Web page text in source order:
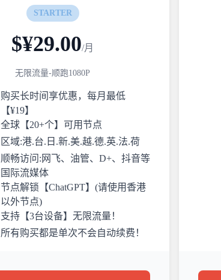
STARTER
$¥29.00/月
无限流量-顺跑1080P
购买长时间享优惠，每月最低
【¥19】
全球【20+个】可用节点
区域:港.台.日.新.美.越.德.英.法.荷
顺畅访问:网飞、油管、D+、抖音等
国际流媒体
节点解锁【ChatGPT】(请使用香港
以外节点)
支持【3台设备】无限流量！
所有购买都是单次不会自动续费！